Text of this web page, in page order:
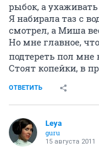
рыбок, а
Я набирала таз с
смотрел, а Миша
Но мне главное,
подтереть пол мне
Стоят копейки, в
ОТВЕТИТЬ
Leya
guru
15 августа 2011